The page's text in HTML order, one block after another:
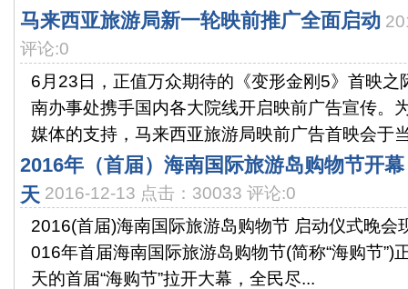
马来西亚旅游局新一轮映前推广全面启动
评论:0
6月23日，正值万众期待的《变形金刚5》首映之
南办事处携手国内各大院线开启映前广告宣传。
媒体的支持，马来西亚旅游局映前广告首映会于
2016年（首届）海南国际旅游岛购物节开
天 2016-12-13 点击：30033 评论:0
2016(首届)海南国际旅游岛购物节 启动仪式
016年首届海南国际旅游岛购物节(简称“海购节”)
天的首届“海购节”拉开大幕，全民尽...